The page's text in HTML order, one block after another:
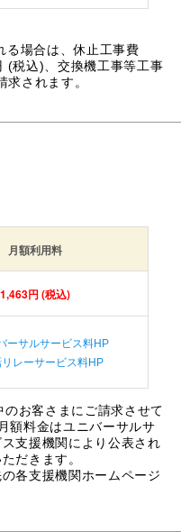
場合は、休止工事費
税込)、交換機工事等工事
されます。
月額利用料
1,463円 (税込)
ーサルサービス料HP
レーサービス料HP
お客さまにご請求させて
額料金はユニバーサルサ
支援機関により公表され
だきます。
各支援機関ホームページ